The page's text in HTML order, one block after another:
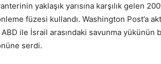
yaklaşık yarısına karşılık gelen
füzesi kullandı. Washington Post’a
ile İsrail arasındaki savunma yükünün
serdi.